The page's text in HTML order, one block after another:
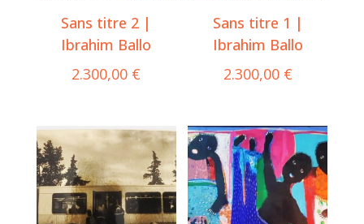
Sans titre 2 |
Ibrahim Ballo
2.300,00 €
Sans titre 1 |
Ibrahim Ballo
2.300,00 €